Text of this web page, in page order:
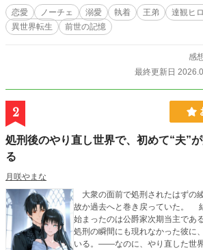
う思って、夜会で相手探しを始めたところ、 なぜか
しまってーー？ 愛を信じられない前世持ちの達観令嬢と 愛が重いロールキャベ
ツ系王弟の すれ違いから始まる夫婦の恋物語。 ※設定がゆるい部分もあると思
を付けています。 ※本作品は、エブリスタ様・ムー
恋愛 ノーチェ 溺愛 執着 王弟 達観ヒ
異世界転生
前世の記憶
感
最終更新日
2
処刑後のやり直し世界で、初めて“夫”
る
月咲やまな
大衆の面前で処刑されたはずの
故か過去へと巻き戻っていた。
始まったのは公爵家次期当主であ
処刑の瞬間にも現れなかった彼に
いる。——なのに、やり直した世